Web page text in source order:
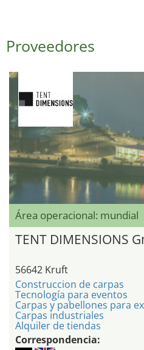
Proveedores
Área operacional: mundial
TENT DIMENSIONS
56642 Kruft
Construccion de carpas
Tecnología para eventos
Carpas y pabellones para
Carpas industriales
Alquiler de tiendas
Correspondencia: